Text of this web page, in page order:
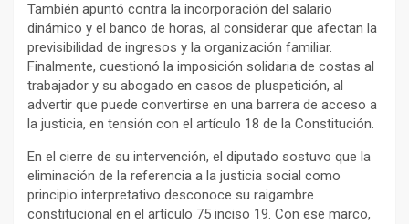
También apuntó contra la incorporación del salario
dinámico y el banco de horas, al considerar que afectan la
previsibilidad de ingresos y la organización familiar.
Finalmente, cuestionó la imposición solidaria de costas al
trabajador y su abogado en casos de pluspetición, al
advertir que puede convertirse en una barrera de acceso a
la justicia, en tensión con el artículo 18 de la Constitución.
En el cierre de su intervención, el diputado sostuvo que la
eliminación de la referencia a la justicia social como
principio interpretativo desconoce su raigambre
constitucional en el artículo 75 inciso 19. Con ese marco,